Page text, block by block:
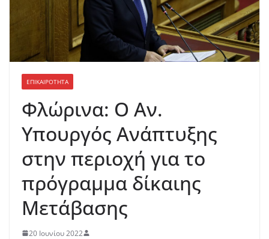
ΕΠΙΚΑΙΡΟΤΗΤΑ
Φλώρινα: Ο Αν.
Υπουργός Ανάπτυξης
στην περιοχή για το
πρόγραμμα δίκαιης
Μετάβασης
20 Ιουνίου 2022